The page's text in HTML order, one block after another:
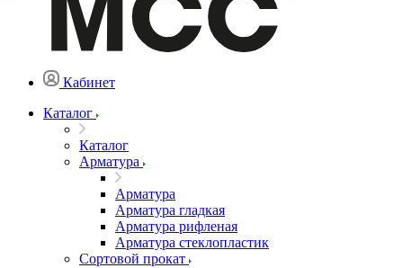
Кабинет
Каталог
Каталог
Арматура
Арматура
Арматура гладкая
Арматура рифленая
Арматура стеклопластик
Сортовой прокат